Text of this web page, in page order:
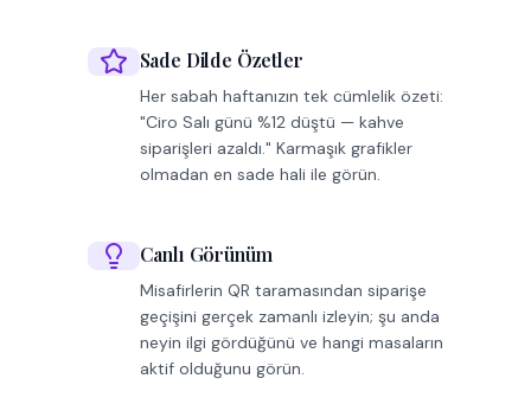
Sade Dilde Özetler
Her sabah haftanızın tek cümlelik özeti:
"Ciro Salı günü %12 düştü — kahve
siparişleri azaldı." Karmaşık grafikler
olmadan en sade hali ile görün.
Canlı Görünüm
Misafirlerin QR taramasından siparişe
geçişini gerçek zamanlı izleyin; şu anda
neyin ilgi gördüğünü ve hangi masaların
aktif olduğunu görün.